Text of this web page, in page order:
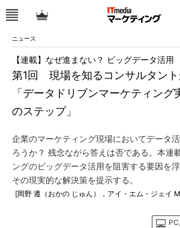
ニュース
第1回 現場を知るコンサルタント
「データドリブンマーケティング
のステップ」
【連載】なぜ進まない？ ビッグデータ活用
企業のマーケティング現場においてデータ
ろうか？ 残念ながら答えは否である。本連
ングのビッグデータ活用を阻害する要因を
その現実的な解決策を提示する。
[岡野 遵（おかの じゅん），アイ・エム・ジェイ